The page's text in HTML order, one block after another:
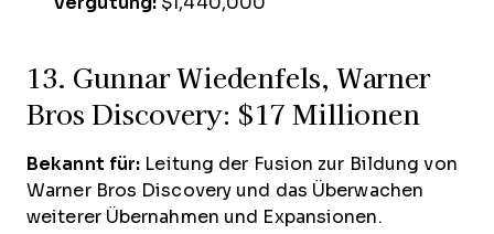
13. Gunnar Wiedenfels, Warner
Bros Discovery: $17 Millionen
Bekannt für: Leitung der Fusion zur Bildung von
Warner Bros Discovery und das Überwachen
weiterer Übernahmen und Expansionen.